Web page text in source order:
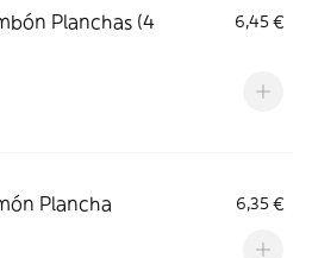
Planchas (4
6,45 €
Plancha 6,35 €